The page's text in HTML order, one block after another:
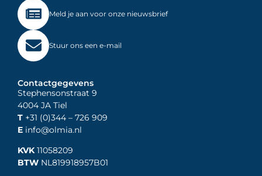
Meld je aan voor onze nieuwsbrief
Stuur ons een e-mail
Contactgegevens
Stephensonstraat 9
4004 JA Tiel
T +31 (0)344 – 726 909
E info@olmia.nl
KVK11058209
BTW NL819918957B01